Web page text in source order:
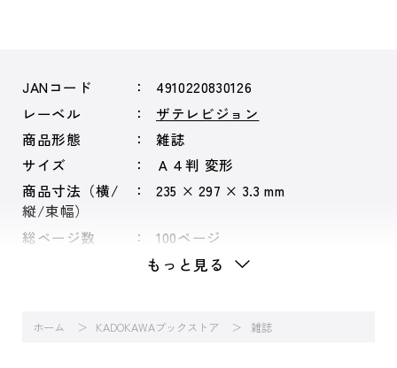
JANコード
4910220830126
レーベル
ザテレビジョン
商品形態
雑誌
サイズ
Ａ４判 変形
商品寸法（横/
縦/束幅）
235 × 297 × 3.3 mm
総ページ数 100ページ
もっと見る
ホーム KADOKAWAブックストア 雑誌